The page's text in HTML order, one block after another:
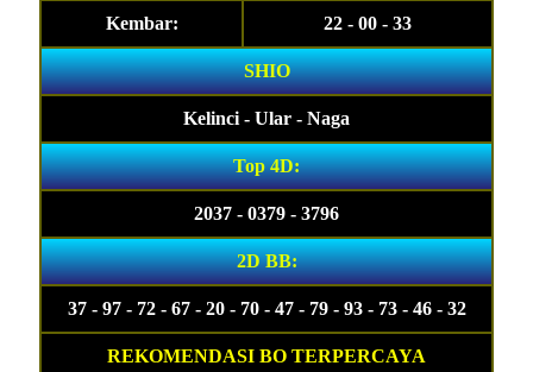
Kembar: 22 - 00 - 33
SHIO
Kelinci - Ular - Naga
Top 4D:
2037 - 0379 - 3796
2D BB:
37 - 97 - 72 - 67 - 20 - 70 - 47 - 79 - 93 - 73 - 46 - 32
REKOMENDASI BO TERPERCAYA